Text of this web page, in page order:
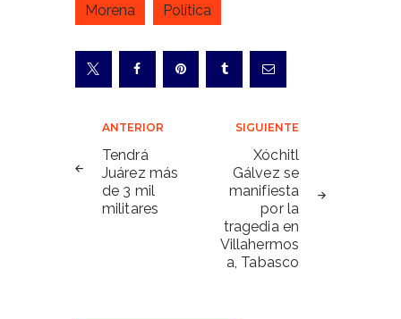
Morena
Política
Navegación
de
entradas
ANTERIOR
Tendrá
Juárez más
de 3 mil
militares
SIGUIENTE
Xóchitl
Gálvez se
manifiesta
por la
tragedia en
Villahermos
a, Tabasco